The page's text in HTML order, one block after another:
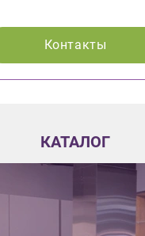
Контакты
КАТАЛОГ